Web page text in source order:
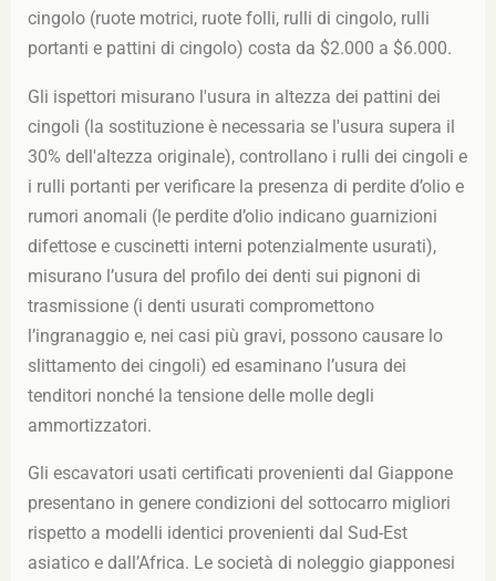
cingolo (ruote motrici, ruote folli, rulli di cingolo, rulli
portanti e pattini di cingolo) costa da $2.000 a $6.000.
Gli ispettori misurano l'usura in altezza dei pattini dei
cingoli (la sostituzione è necessaria se l'usura supera il
30% dell'altezza originale), controllano i rulli dei cingoli e
i rulli portanti per verificare la presenza di perdite d’olio e
rumori anomali (le perdite d’olio indicano guarnizioni
difettose e cuscinetti interni potenzialmente usurati),
misurano l’usura del profilo dei denti sui pignoni di
trasmissione (i denti usurati compromettono
l’ingranaggio e, nei casi più gravi, possono causare lo
slittamento dei cingoli) ed esaminano l’usura dei
tenditori nonché la tensione delle molle degli
ammortizzatori.
Gli escavatori usati certificati provenienti dal Giappone
presentano in genere condizioni del sottocarro migliori
rispetto a modelli identici provenienti dal Sud-Est
asiatico e dall’Africa. Le società di noleggio giapponesi